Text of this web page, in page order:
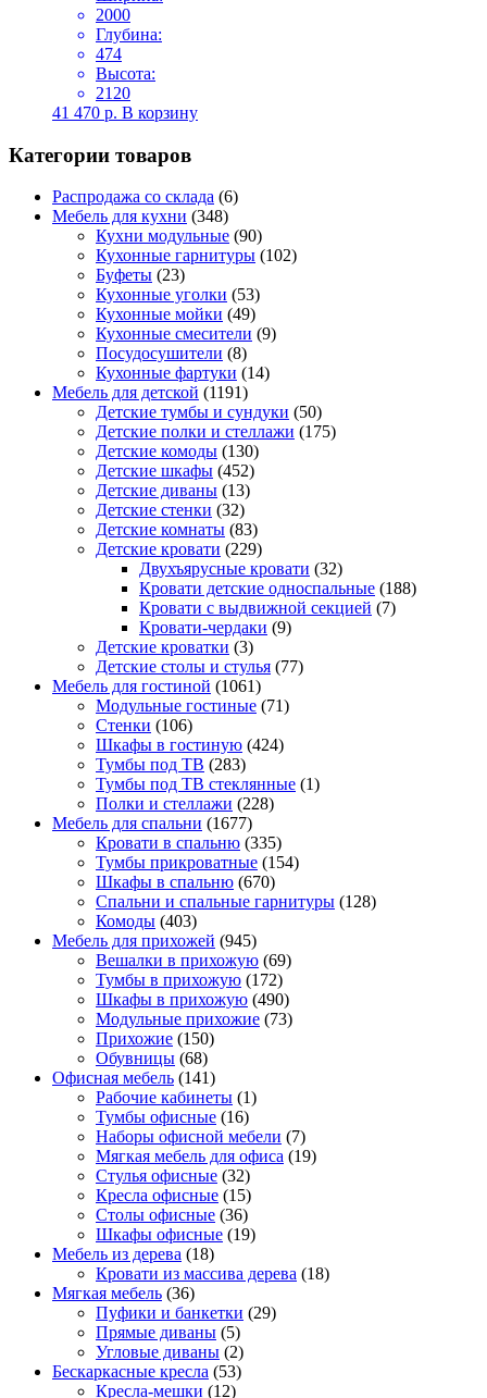
2000
Глубина:
474
Высота:
2120
41 470 р. В корзину
Категории товаров
Распродажа со склада (6)
Мебель для кухни (348)
Кухни модульные (90)
Кухонные гарнитуры (102)
Буфеты (23)
Кухонные уголки (53)
Кухонные мойки (49)
Кухонные смесители (9)
Посудосушители (8)
Кухонные фартуки (14)
Мебель для детской (1191)
Детские тумбы и сундуки (50)
Детские полки и стеллажи (175)
Детские комоды (130)
Детские шкафы (452)
Детские диваны (13)
Детские стенки (32)
Детские комнаты (83)
Детские кровати (229)
Двухъярусные кровати (32)
Кровати детские односпальные (188)
Кровати с выдвижной секцией (7)
Кровати-чердаки (9)
Детские кроватки (3)
Детские столы и стулья (77)
Мебель для гостиной (1061)
Модульные гостиные (71)
Стенки (106)
Шкафы в гостиную (424)
Тумбы под ТВ (283)
Тумбы под ТВ стеклянные (1)
Полки и стеллажи (228)
Мебель для спальни (1677)
Кровати в спальню (335)
Тумбы прикроватные (154)
Шкафы в спальню (670)
Спальни и спальные гарнитуры (128)
Комоды (403)
Мебель для прихожей (945)
Вешалки в прихожую (69)
Тумбы в прихожую (172)
Шкафы в прихожую (490)
Модульные прихожие (73)
Прихожие (150)
Обувницы (68)
Офисная мебель (141)
Рабочие кабинеты (1)
Тумбы офисные (16)
Наборы офисной мебели (7)
Мягкая мебель для офиса (19)
Стулья офисные (32)
Кресла офисные (15)
Столы офисные (36)
Шкафы офисные (19)
Мебель из дерева (18)
Кровати из массива дерева (18)
Мягкая мебель (36)
Пуфики и банкетки (29)
Прямые диваны (5)
Угловые диваны (2)
Бескаркасные кресла (53)
Кресла-мешки (12)